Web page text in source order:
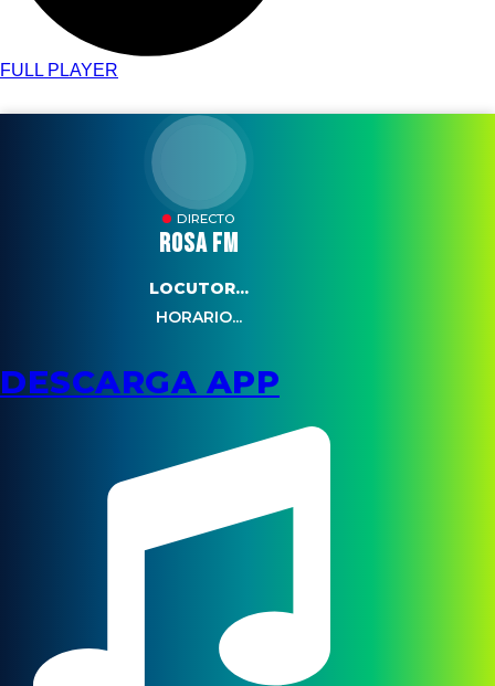
FULL PLAYER
DIRECTO
ROSA FM
LOCUTOR...
HORARIO...
DESCARGA APP